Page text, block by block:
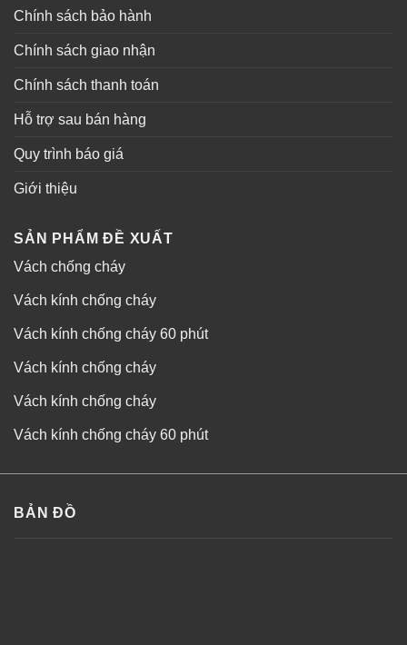
Chính sách bảo hành
Chính sách giao nhận
Chính sách thanh toán
Hỗ trợ sau bán hàng
Quy trình báo giá
Giới thiệu
SẢN PHẨM ĐỀ XUẤT
Vách chống cháy
Vách kính chống cháy
Vách kính chống cháy 60 phút
Vách kính chống cháy
Vách kính chống cháy
Vách kính chống cháy 60 phút
BẢN ĐỒ